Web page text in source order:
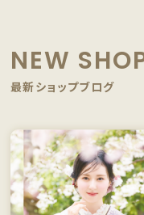
NEW
最新ショップブログ